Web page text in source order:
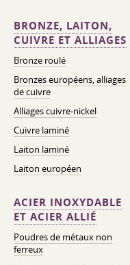
BRONZE, LAITON,
CUIVRE ET ALLIAGES
Bronze roulé
Bronzes européens, alliages
de cuivre
Alliages cuivre-nickel
Cuivre laminé
Laiton laminé
Laiton européen
ACIER INOXYDABLE
ET ACIER ALLIÉ
Poudres de métaux non
ferreux